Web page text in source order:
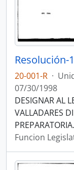
Resolución-
20-001-R ·
07/30/1998
DESIGNAR AL
VALLADARES
PREPARATORIA.
Funcion